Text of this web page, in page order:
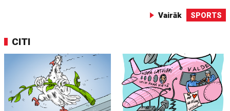
Vairāk SPORTS
CITI